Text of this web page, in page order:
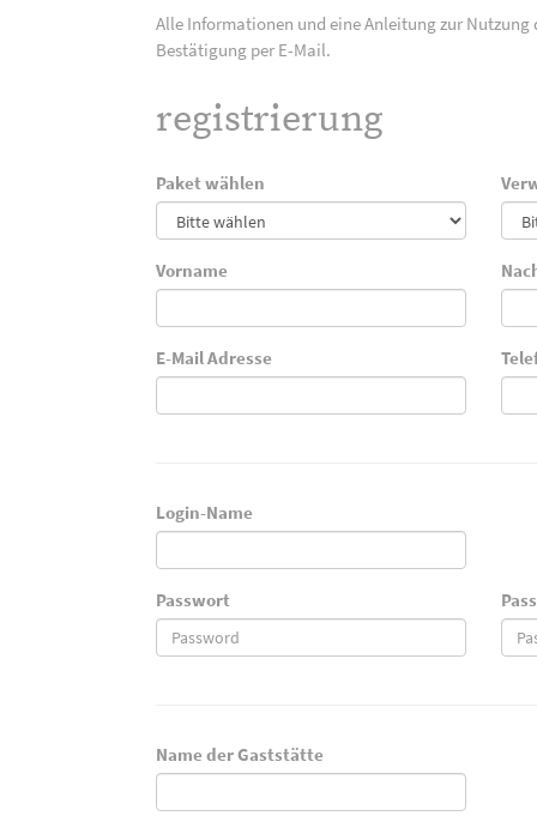
Alle Informationen und eine Anleitung zur
Bestätigung per E-Mail.
registrierung
Paket wählen
Vorname
E-Mail Adresse
Login-Name
Passwort
Name der Gaststätte